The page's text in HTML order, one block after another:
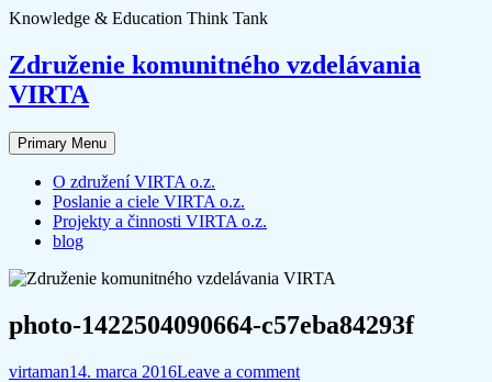
Skip
content
Knowledge & Education Think Tank
Združenie komunitného vzdelávania
VIRTA
Primary Menu
O združení VIRTA o.z.
Poslanie a ciele VIRTA o.z.
Projekty a činnosti VIRTA o.z.
blog
photo-1422504090664-c57eba84293f
virtaman14. marca 2016Leave a comment